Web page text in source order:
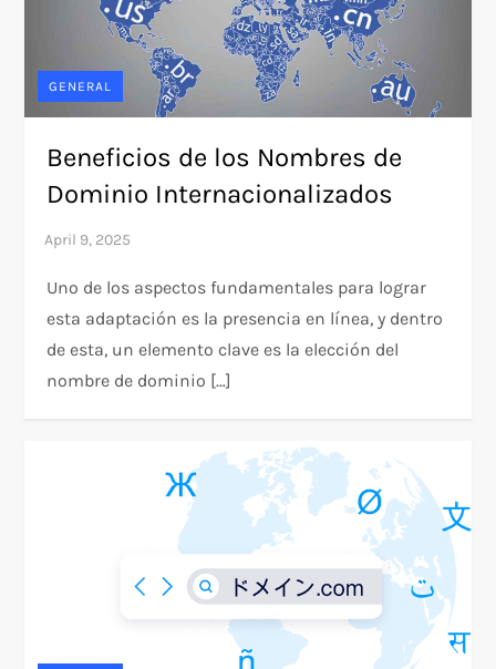
GENERAL
Beneficios de los Nombres de
Dominio Internacionalizados
Uno de los aspectos fundamentales para lograr
esta adaptación es la presencia en línea, y dentro
de esta, un elemento clave es la elección del
nombre de dominio […]